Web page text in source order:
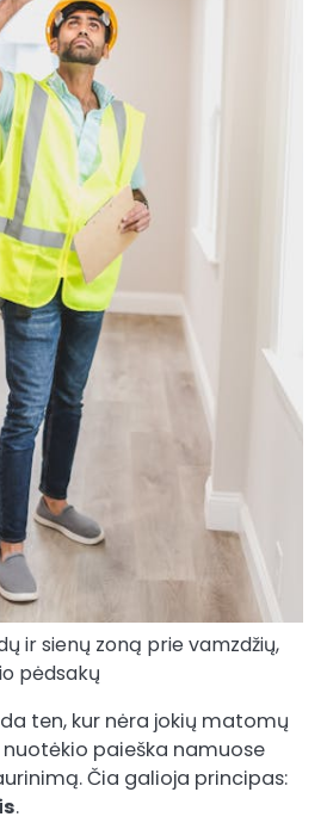
ir sienų zoną prie vamzdžių,
pėdsakų
ten, kur nėra jokių matomų
paieška namuose
Čia galioja principas:
.